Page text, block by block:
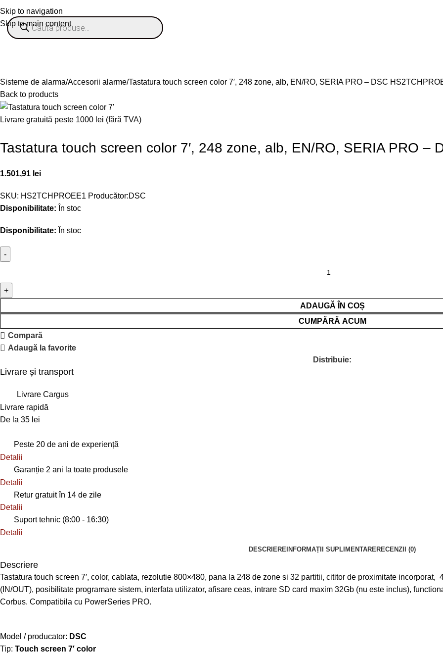
Skip to navigation
Skip to main content
Sisteme de alarma Accesorii alarme Tastatura touch screen color 7′, 248 zone, alb, EN/RO, SERIA PRO – DSC
Back to products
Livrare gratuită peste 1000 lei (fără TVA)
Tastatura touch screen color 7′, 248 zone, alb, EN/RO, SERIA PRO –
1.501,91 lei
SKU: HS2TCHPROEE1 Producător:DSC
Disponibilitate: În stoc
Disponibilitate: În stoc
ADAUGĂ ÎN COȘ
CUMPĂRĂ ACUM
Compară
Adaugă la favorite
Distribuie:
Livrare și transport
Livrare Cargus
Livrare rapidă
De la 35 lei
Peste 20 de ani de experiență
Detalii
Garanție 2 ani la toate produsele
Detalii
Retur gratuit în 14 de zile
Detalii
Suport tehnic (8:00 - 16:30)
Detalii
DESCRIEREINFORMAȚII SUPLIMENTARERECENZII (0)
Descriere
Tastatura touch screen 7′, color, cablata, rezolutie 800×480, pana la 248 de zone si 32 partitii, cititor de proximitate
(IN/OUT), posibilitate programare sistem, interfata utilizator, afisare ceas, intrare SD card maxim 32Gb (nu este inclus),
Corbus. Compatibila cu PowerSeries PRO.
Model / producator: DSC
Tip: Touch screen 7′ color